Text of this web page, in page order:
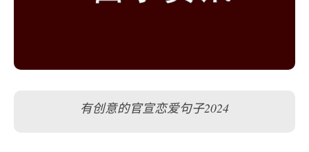
有创意的官宣恋爱句子2024